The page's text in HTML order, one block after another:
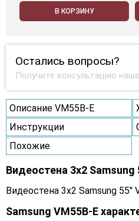
В КОРЗИНУ
Остались вопросы?
Получите консультацию
Описание VM55B-E
Инструкции
Похожие
Видеостена 3x2 Samsung
Видеостена 3x2 Samsung 55"
Samsung VM55B-E